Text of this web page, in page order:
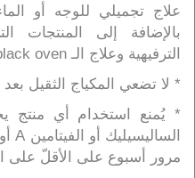
علاج تجميلي للوجه أو
بالإضافة إلى المنتجات
الترفيهية وعلاج الـ black oven.
* لا تضعي المكياج الثقيل بعد
* يُمنع استخدام أي منتج
مرور أسبوع على الأقلّ على